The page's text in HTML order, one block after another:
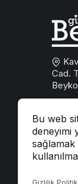
Bu web
deneyimi
Cad.